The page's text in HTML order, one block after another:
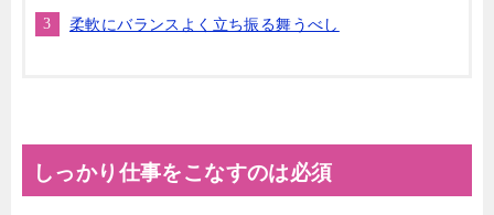
柔軟にバランスよく立ち振る舞うべし
しっかり仕事をこなすのは必須